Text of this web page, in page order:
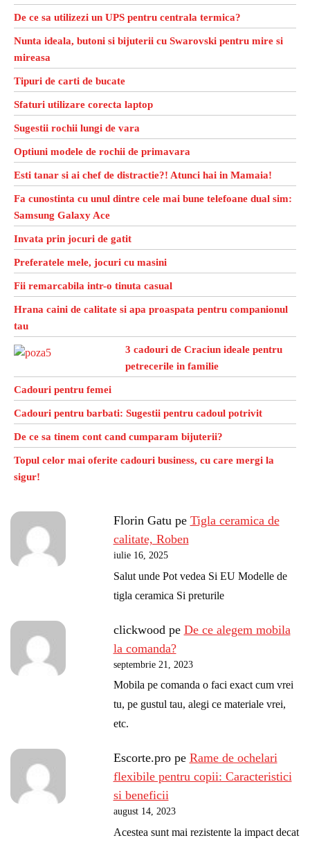
De ce sa utilizezi un UPS pentru centrala termica?
Nunta ideala, butoni si bijuterii cu Swarovski pentru mire si
mireasa
Tipuri de carti de bucate
Sfaturi utilizare corecta laptop
Sugestii rochii lungi de vara
Optiuni modele de rochii de primavara
Esti tanar si ai chef de distractie?! Atunci hai in Mamaia!
Fa cunostinta cu unul dintre cele mai bune telefoane dual sim:
Samsung Galaxy Ace
Invata prin jocuri de gatit
Preferatele mele, jocuri cu masini
Fii remarcabila intr-o tinuta casual
Hrana caini de calitate si apa proaspata pentru companionul
tau
3 cadouri de Craciun ideale pentru
petrecerile in familie
Cadouri pentru femei
Cadouri pentru barbati: Sugestii pentru cadoul potrivit
De ce sa tinem cont cand cumparam bijuterii?
Topul celor mai oferite cadouri business, cu care mergi la
sigur!
Florin Gatupe Tigla ceramica de
calitate, Roben
iulie 16, 2025
Salut unde Pot vedea Si EU Modelle de
tigla ceramica Si preturile
clickwood pe De ce alegem mobila
la comanda?
septembrie 21, 2023
Mobila pe comanda o faci exact cum vrei
tu, pe gustul tau, alegi ce materiale vrei,
etc.
Escorte.prope Rame de ochelari
flexibile pentru copii: Caracteristici
si beneficii
august 14, 2023
Acestea sunt mai rezistente la impact decat